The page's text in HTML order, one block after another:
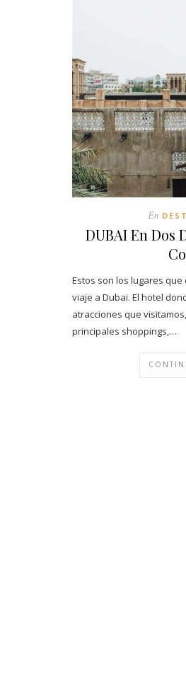
En
DUBAI En Dos
Estos son los lugares
viaje a Dubai. El hotel
atracciones que
principales shoppings,…